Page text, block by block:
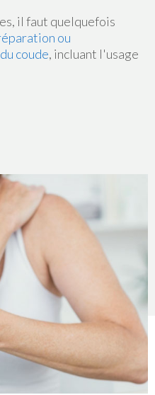
il faut quelquefois
ou
coude, incluant l'usage